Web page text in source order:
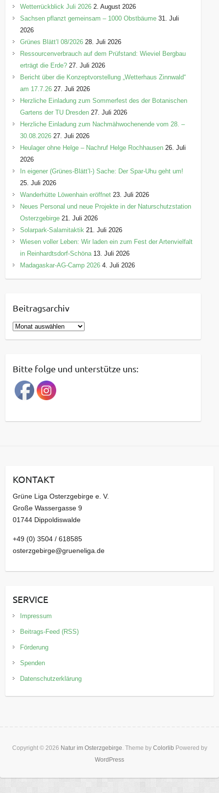
i
e
Wetterrückblick Juli 2026 2. August 2026
Sachsen pflanzt gemeinsam – 1000 Obstbäume 31. Juli
2026
Grünes Blätt’l 08/2026 28. Juli 2026
Ressourcenverbrauch auf dem Prüfstand: Wieviel Bergbau
erträgt die Erde? 27. Juli 2026
Bericht über die Konzeptvorstellung „Wetterhaus Zinnwald“
am 17.7.26 27. Juli 2026
Herzliche Einladung zum Sommerfest des der Botanischen
Gartens der TU Dresden 27. Juli 2026
Herzliche Einladung zum Nachmähwochenende vom 28. –
30.08.2026 27. Juli 2026
Heulager ohne Helge – Nachruf Helge Rochhausen 26. Juli
2026
In eigener (Grünes-Blätt’l-) Sache: Der Spar-Uhu geht um!
25. Juli 2026
Wanderhütte Löwenhain eröffnet 23. Juli 2026
Neues Personal und neue Projekte in der Naturschutzstation
Osterzgebirge 21. Juli 2026
Solarpark-Salamitaktik 21. Juli 2026
Wiesen voller Leben: Wir laden ein zum Fest der Artenvielfalt
in Reinhardtsdorf-Schöna 13. Juli 2026
Madagaskar-AG-Camp 2026 4. Juli 2026
Beitragsarchiv
B
e
r
a
g
a
v
Bitte folge und unterstütze uns:
KONTAKT
Grüne Liga Osterzgebirge e. V.
Große Wassergasse 9
01744 Dippoldiswalde
+49 (0) 3504 / 618585
osterzgebirge@grueneliga.de
SERVICE
Impressum
Beitrags-Feed (RSS)
Förderung
Spenden
Datenschutzerklärung
Copyright © 2026 Natur im Osterzgebirge . Theme by Colorlib Powered by
WordPress